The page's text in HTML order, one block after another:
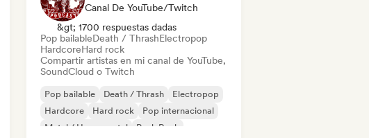
Canal De YouTube/Twitch
&gt; 1700 respuestas dadas
Pop bailableDeath / ThrashElectropop
HardcoreHard rock
Compartir artistas en mi canal de YouTube,
SoundCloud o Twitch
Pop bailable Death / Thrash
Electropop
Hardcore
Hard rock
Pop internacional
Metal / Heavy metal
Punk Rock